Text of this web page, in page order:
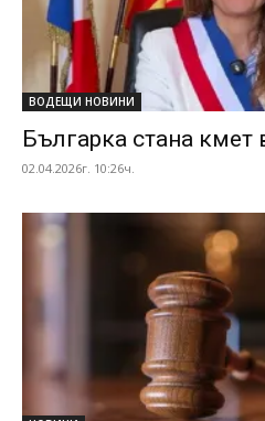
ВОДЕЩИ НОВИНИ
Българка стана
02.04.2026г. 10:26ч.